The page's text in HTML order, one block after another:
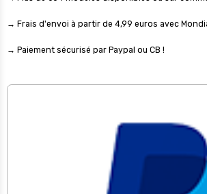
→ Frais d'envoi à partir de 4,99 euros avec
→ Paiement sécurisé par Paypal ou CB !